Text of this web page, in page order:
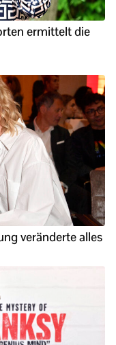
ermittelt die
veränderte alles